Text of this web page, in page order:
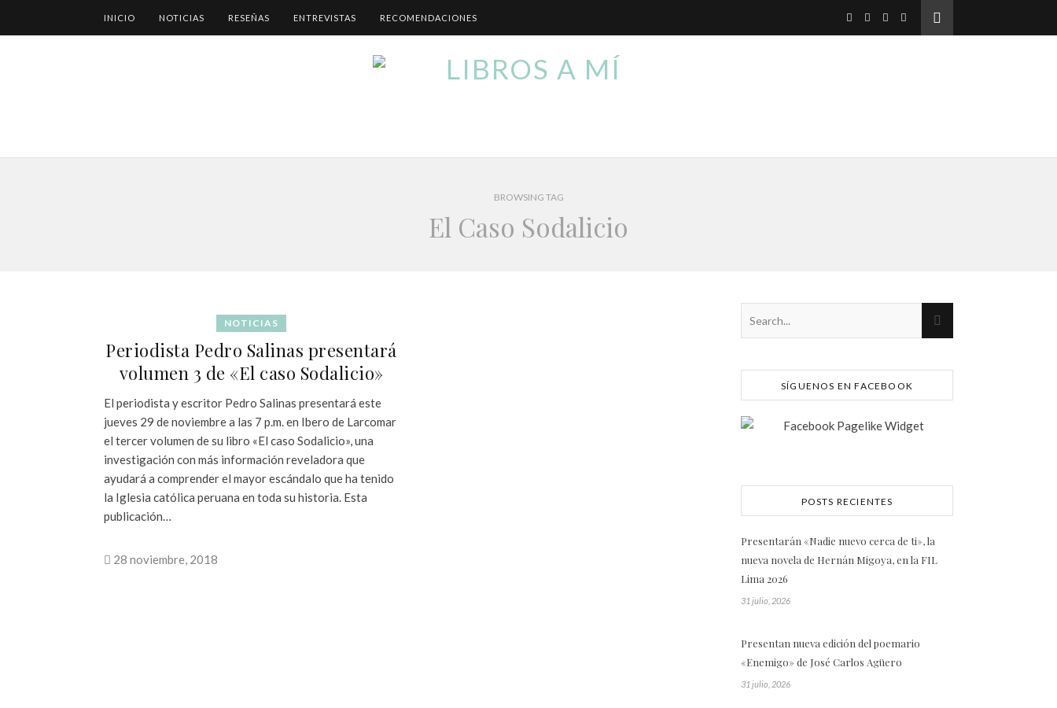
INICIO NOTICIAS RESEÑAS ENTREVISTAS RECOMENDACIONES
BROWSING TAG
El Caso Sodalicio
NOTICIAS
Periodista Pedro Salinas presentará
volumen 3 de «El caso Sodalicio»
El periodista y escritor Pedro Salinas presentará este
jueves 29 de noviembre a las 7 p.m. en Ibero de Larcomar
el tercer volumen de su libro «El caso Sodalicio», una
investigación con más información reveladora que
ayudará a comprender el mayor escándalo que ha tenido
la Iglesia católica peruana en toda su historia. Esta
publicación…
28 noviembre, 2018
SÍGUENOS EN FACEBOOK
POSTS RECIENTES
Presentarán «Nadie nuevo cerca de ti», la
nueva novela de Hernán Migoya, en la FIL
Lima 2026
31 julio, 2026
Presentan nueva edición del poemario
«Enemigo» de José Carlos Agüero
31 julio, 2026